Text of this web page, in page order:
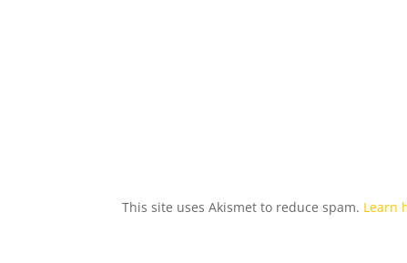
This site uses Akismet to reduce spam. Learn